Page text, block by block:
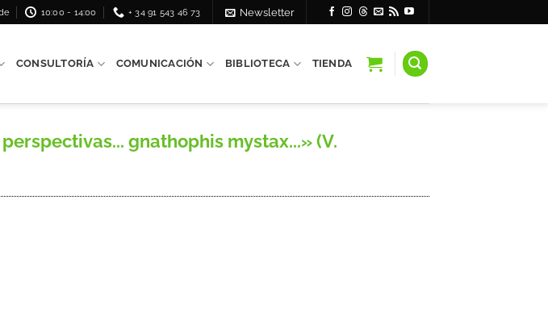
10:00 - 14:00 + 34 91 543 46 73 Newsletter
CONSULTORÍA COMUNICACIÓN BIBLIOTECA TIENDA
perspectivas... gnathophis mystax...» (V.